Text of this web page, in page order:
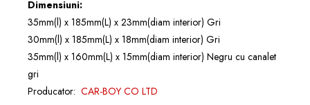
Dimensiuni:
35mm(l) x 185mm(L) x 23mm(diam interior) Gri
30mm(l) x 185mm(L) x 18mm(diam interior) Gri
35mm(l) x 160mm(L) x 15mm(diam interior) Negru cu canalet
gri
Producator: CAR-BOY CO LTD